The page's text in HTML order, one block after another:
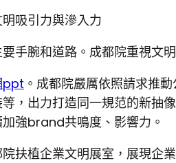
吸引力與滲入力
手腕和道路。成都院重視文
ppt 。成都院嚴厲依照請求推
，出力打造同一規范的新
強brand共鳴度、影響力。
扶植企業文明展室，展現企